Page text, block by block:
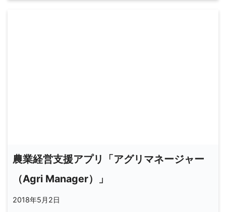
農業経営支援アプリ「アグリマネージャー
（Agri Manager）」
2018年5月2日